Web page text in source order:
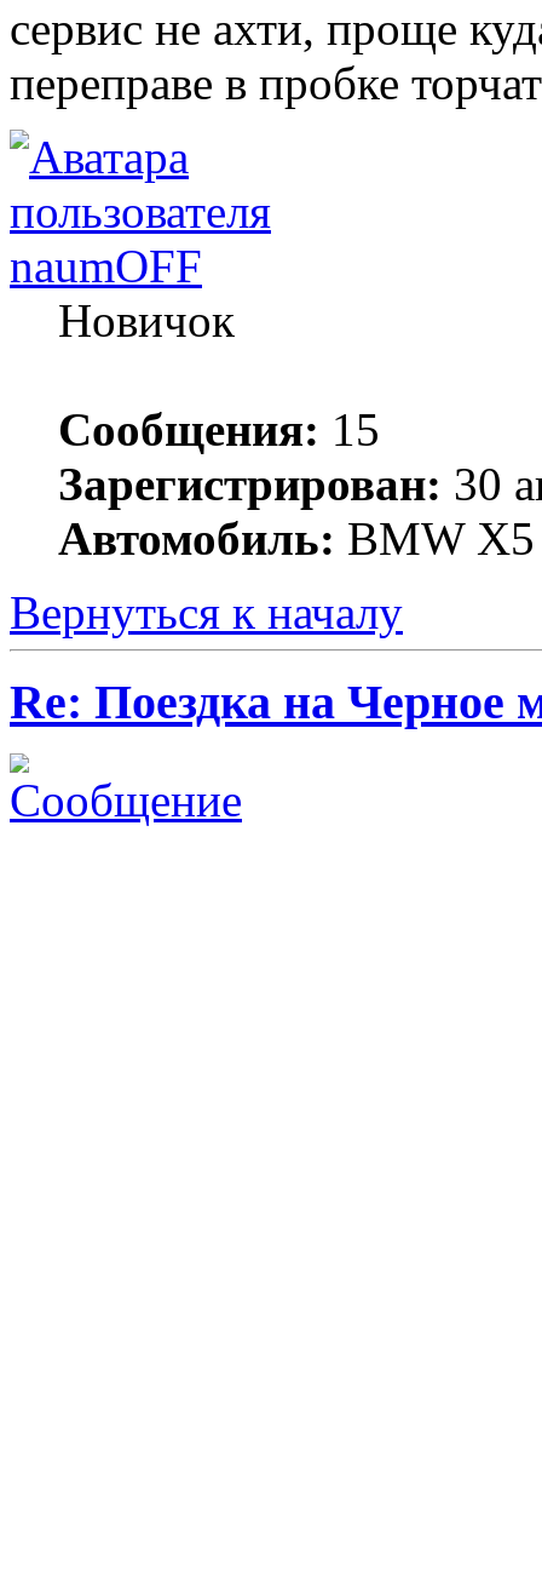
сервис не ахти, проще
переправе в пробке
naumOFF
Новичок
Сообщения: 15
Зарегистрирован: 30
Автомобиль: BMW X5
Вернуться к началу
Re: Поездка на Черное